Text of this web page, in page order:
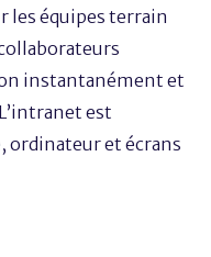
les équipes terrain
instantanément et
est
ordinateur et écrans